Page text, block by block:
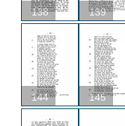
138 139
144 145